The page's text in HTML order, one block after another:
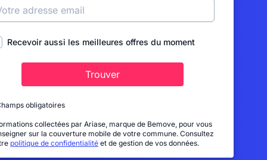
Recevoir aussi les meilleures offres du moment
Trouver
obligatoires
collectées par Ariase, marque de Bemove, pour vous
sur la couverture mobile de votre commune. Consultez
politique de confidentialité et de gestion de vos données.